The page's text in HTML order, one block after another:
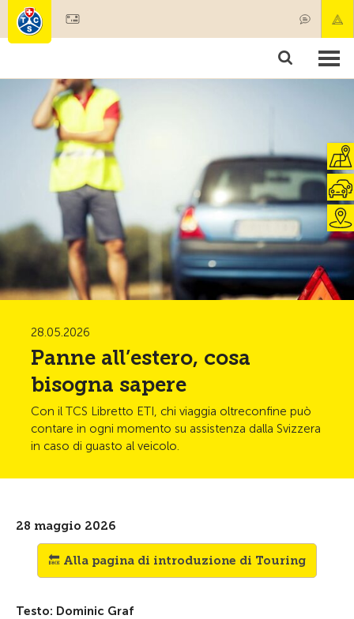
Societariato & prestazioni
Test, sicurezza & salute
28.05.2026
Panne all’estero, cosa
bisogna sapere
Con il TCS Libretto ETI, chi viaggia oltreconfine può
contare in ogni momento su assistenza dalla Svizzera
in caso di guasto al veicolo.
28 maggio 2026
🔙 Alla pagina di introduzione di Touring
Testo: Dominic Graf